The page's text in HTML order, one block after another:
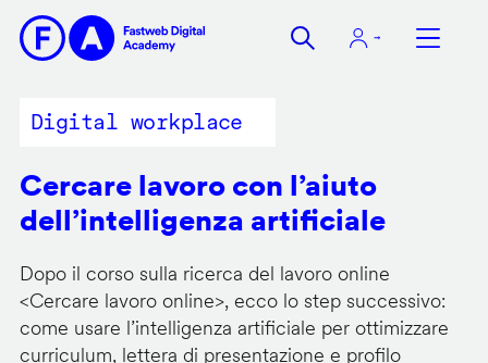
contenuto
Digital workplace
Cercare lavoro con l’aiuto
dell’intelligenza artificiale
Dopo il corso sulla ricerca del lavoro online
<Cercare lavoro online>, ecco lo step successivo:
come usare l’intelligenza artificiale per ottimizzare
curriculum, lettera di presentazione e profilo